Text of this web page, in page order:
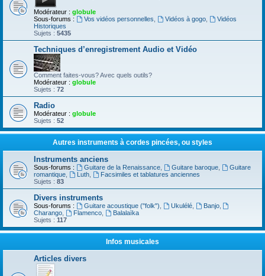
Modérateur : globule
Sous-forums :
Vos vidéos personnelles Vidéos à gogo,
Vidéos
Historiques
Sujets : 5435
Techniques d’enregistrement Audio et Vidéo
Comment faites-vous? Avec quels outils?
Modérateur : globule
Sujets : 72
Radio
Modérateur : globule
Sujets : 52
Autres instruments à cordes pincées, ou styles
Instruments anciens
Sous-forums : Guitare de la Renaissance, Guitare baroque,
Guitare
romantique
Luth,
Facsimiles et tablatures anciennes
Sujets : 83
Divers instruments
Sous-forums : Guitare acoustique ("folk") Ukulélé, Banjo,
Charango
Flamenco,
Balalaïka
Sujets : 117
Infos musicales
Articles divers